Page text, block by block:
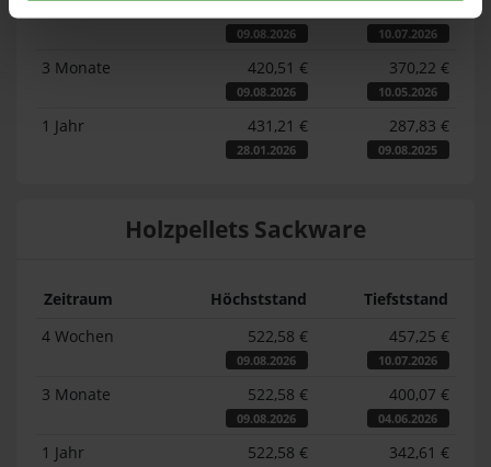
09.08.2026 10.07.2026
3 Monate 420,51 €
09.08.2026
370,22 €
10.05.2026
1 Jahr 431,21 €
28.01.2026
287,83 €
09.08.2025
Holzpellets Sackware
Zeitraum Höchststand
Tiefststand
4 Wochen
522,58 €
09.08.2026
457,25 €
10.07.2026
3 Monate 522,58 €
09.08.2026
400,07 €
04.06.2026
1 Jahr 522,58 € 342,61 €